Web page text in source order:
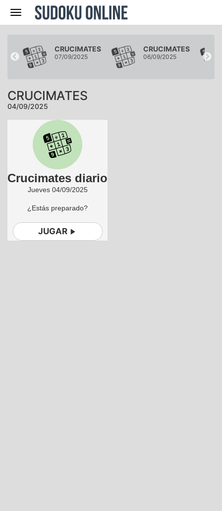
Navegación
CRUCIMATES
07/09/2025
CRUCIMATES
06/09/2025
CRUCIMATES
04/09/2025
Crucimates diario
Jueves 04/09/2025
¿Estás preparado?
JUGAR